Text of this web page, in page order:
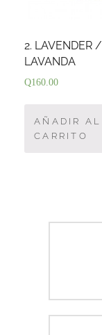
2. LAVENDER /
LAVANDA
Q160.00
AÑADIR AL
CARRITO